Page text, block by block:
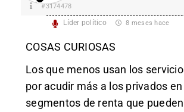
#3174478
Líder político 8 meses hace
COSAS CURIOSAS
Los que menos usan los
por acudir más a los privados
segmentos de renta que pueden